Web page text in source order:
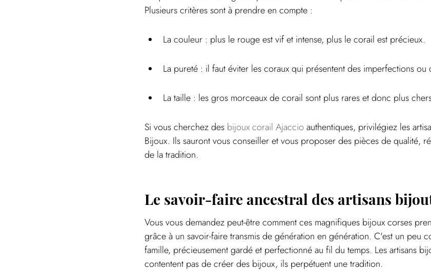
Plusieurs critères sont à prendre en compte :
La couleur : plus le rouge est vif et intense, plus le corail est précieux.
La pureté : il faut éviter les coraux qui présentent des imperfections ou
La taille : les gros morceaux de corail sont plus rares et donc plus
Si vous cherchez des bijoux corail Ajaccio authentiques, privilégiez les
Bijoux. Ils sauront vous conseiller et vous proposer des pièces de qualité,
de la tradition.
Le savoir-faire ancestral des artisans
Vous vous demandez peut-être comment ces magnifiques bijoux corses
grâce à un savoir-faire transmis de génération en génération. C'est un peu
famille, précieusement gardé et perfectionné au fil du temps. Les artisans
contentent pas de créer des bijoux, ils perpétuent une tradition.